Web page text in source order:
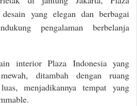
yang elegan dan berbagai
pengalaman berbelanja
interior Plaza Indonesia yang
ditambah dengan ruang
menjadikannya tempat yang